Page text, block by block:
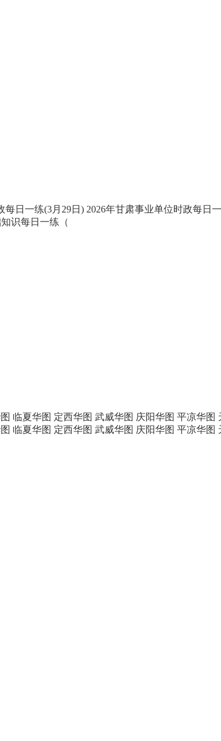
每日一练(3月29日) 2026年甘肃事业单位时政每日
识每日一练（
临夏华图 定西华图 武威华图 庆阳华图 平凉华图
临夏华图 定西华图 武威华图 庆阳华图 平凉华图